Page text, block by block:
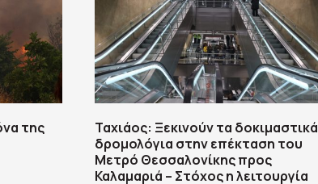
της
Ταχιάος: Ξεκινούν τα δοκιμαστικά
δρομολόγια στην επέκταση του
Μετρό Θεσσαλονίκης προς
Καλαμαριά – Στόχος η λειτουργία